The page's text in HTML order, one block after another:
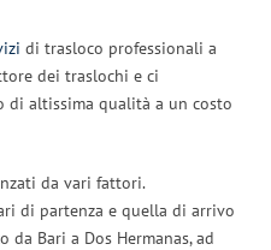
di trasloco professionali a
dei traslochi e ci
di altissima qualità a un costo
da vari fattori.
di partenza e quella di arrivo
da Bari a Dos Hermanas, ad